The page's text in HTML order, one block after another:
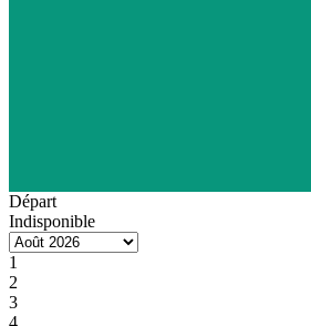
Départ
Indisponible
1
2
3
4